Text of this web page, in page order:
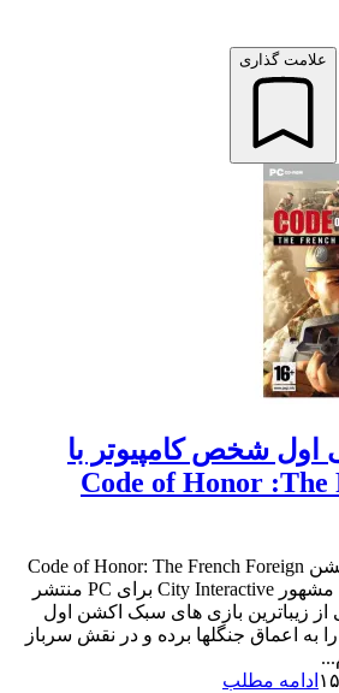
علامت گذاری
اول شخص کامپیوتر با
Code of Honor
بازی فوق العاده زیبا و اکشن Code of Honor: The French Foreign
Legion که توسط کمپانی مشهور City Interactive برای PC منتشر
زیباترین بازی های سبک اکشن اول
اعماق جنگلها برده و در نقش سرباز
ادامه مطلب